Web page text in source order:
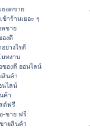
ยอดขาย
ข้าร้านเยอะ ๆ
ดขาย
องดี
ย่างไรดี
มทงาน
ของดี ออนไลน์
สินค้า
นไลน์
ค้า
ต์ฟรี
-ขาย ฟรี
ายสินค้า